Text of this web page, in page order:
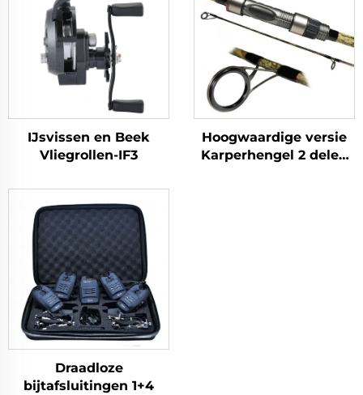
IJsvissen en Beek
Vliegrollen-IF3
Hoogwaardige versie
Karperhengel 2 delen
Draadloze
bijtafsluitingen 1+4